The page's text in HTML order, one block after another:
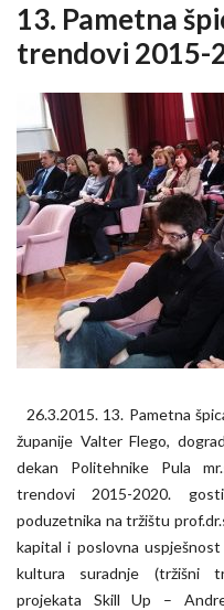
13. Pametna
trendovi 2015-
26.3.2015. 13. Pametna
županije Valter Flego,
dekan Politehnike Pula
trendovi 2015-2020.
poduzetnika na tržištu
kapital i poslovna
kultura suradnje (tržišni
projekata Skill Up –